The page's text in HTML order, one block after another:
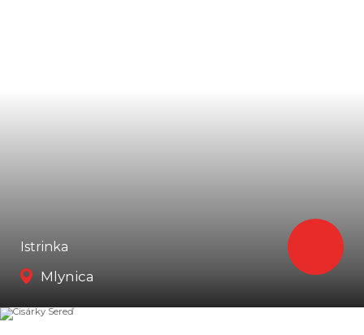
Istrinka
Mlynica